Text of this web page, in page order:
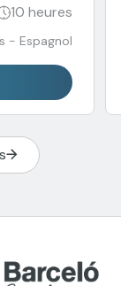
10 heures
- Espagnol